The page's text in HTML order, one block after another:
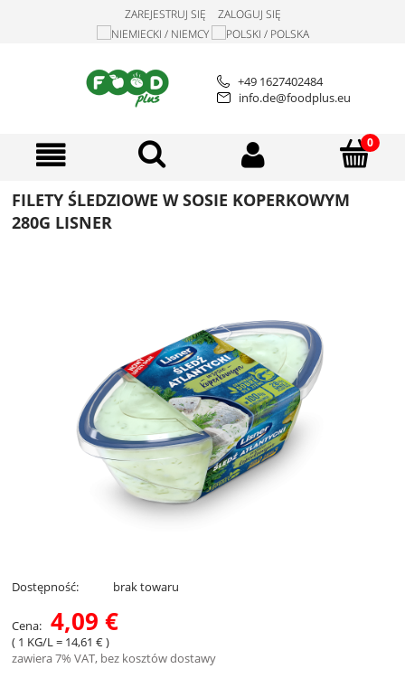
ZAREJESTRUJ SIĘ ZALOGUJ SIĘ
+49 1627402484
info.de@foodplus.eu
FILETY ŚLEDZIOWE W SOSIE KOPERKOWYM
280G LISNER
Dostępność: brak towaru
Cena: 4,09 €
( 1 KG/L= 14,61 €)
zawiera 7% VAT, bez kosztów dostawy